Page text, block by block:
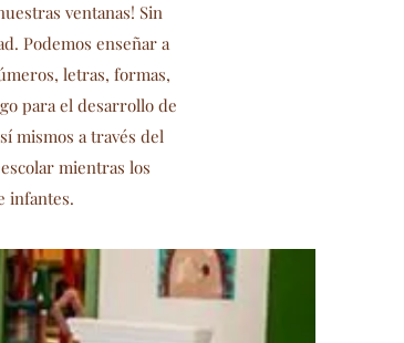
ventanas! Sin
Podemos enseñar a
letras, formas,
para el desarrollo de
mismos a través del
mientras los
infantes.